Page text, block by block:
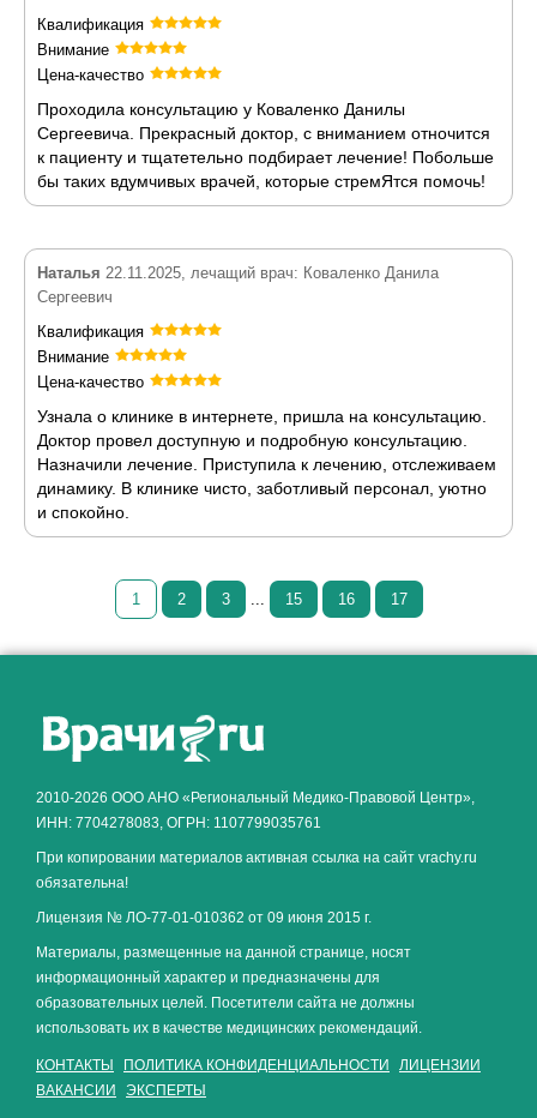
Квалификация
Внимание
Цена-качество
Проходила консультацию у Коваленко Данилы
Сергеевича. Прекрасный доктор, с вниманием отночится
к пациенту и тщатетельно подбирает лечение! Побольше
бы таких вдумчивых врачей, которые стремЯтся помочь!
Наталья 22.11.2025, лечащий врач: Коваленко Данила
Сергеевич
Квалификация
Внимание
Цена-качество
Узнала о клинике в интернете, пришла на консультацию.
Доктор провел доступную и подробную консультацию.
Назначили лечение. Приступила к лечению, отслеживаем
динамику. В клинике чисто, заботливый персонал, уютно
и спокойно.
1 2 3 ... 15 16 17
2010-2026 ООО АНО «Региональный Медико-Правовой Центр»,
ИНН: 7704278083, ОГРН: 1107799035761
При копировании материалов активная ссылка на сайт vrachy.ru
обязательна!
Лицензия № ЛО-77-01-010362 от 09 июня 2015 г.
Материалы, размещенные на данной странице, носят
информационный характер и предназначены для
образовательных целей. Посетители сайта не должны
использовать их в качестве медицинских рекомендаций.
КОНТАКТЫ ПОЛИТИКА КОНФИДЕНЦИАЛЬНОСТИ
ЛИЦЕНЗИИ
ВАКАНСИИ
ЭКСПЕРТЫ